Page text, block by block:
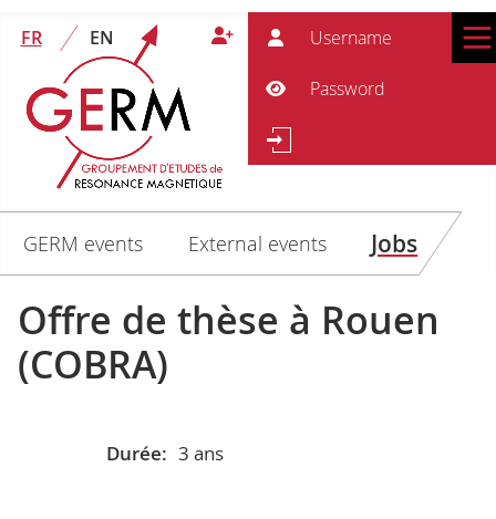
FR EN
Show Password
GERM events External events Jobs
Offre de thèse à Rouen
(COBRA)
Durée: 3 ans